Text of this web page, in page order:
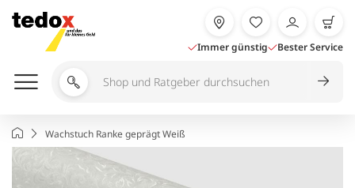
Inhalt
springen
Immer günstig Bester Service
Shop
durchsuchen
StartseiteWachstuch Ranke geprägt Weiß